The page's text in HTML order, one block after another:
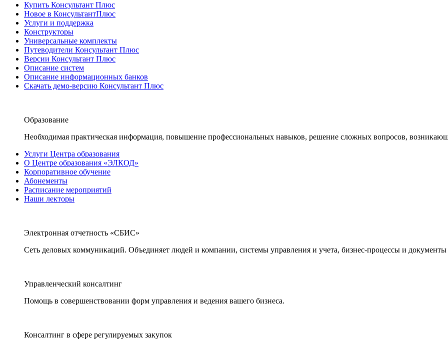
Купить Консультант Плюс
Новое в КонсультантПлюс
Услуги и поддержка
Конструкторы
Универсальные комплекты
Путеводители Консультант Плюс
Версии Консультант Плюс
Описание систем
Описание информационных банков
Скачать демо-версию Консультант Плюс
Образование
Необходимая практическая информация, повышение профессиональных навыков, решение сложных вопросов,
Услуги Центра образования
О Центре образования «ЭЛКОД»
Корпоративное обучение
Абонементы
Расписание мероприятий
Наши лекторы
Электронная отчетность «СБИС»
Сеть деловых коммуникаций. Объединяет людей и компании, системы управления и учета, бизнес-процессы и документы
Управленческий консалтинг
Помощь в совершенствовании форм управления и ведения вашего бизнеса.
Консалтинг в сфере регулируемых закупок